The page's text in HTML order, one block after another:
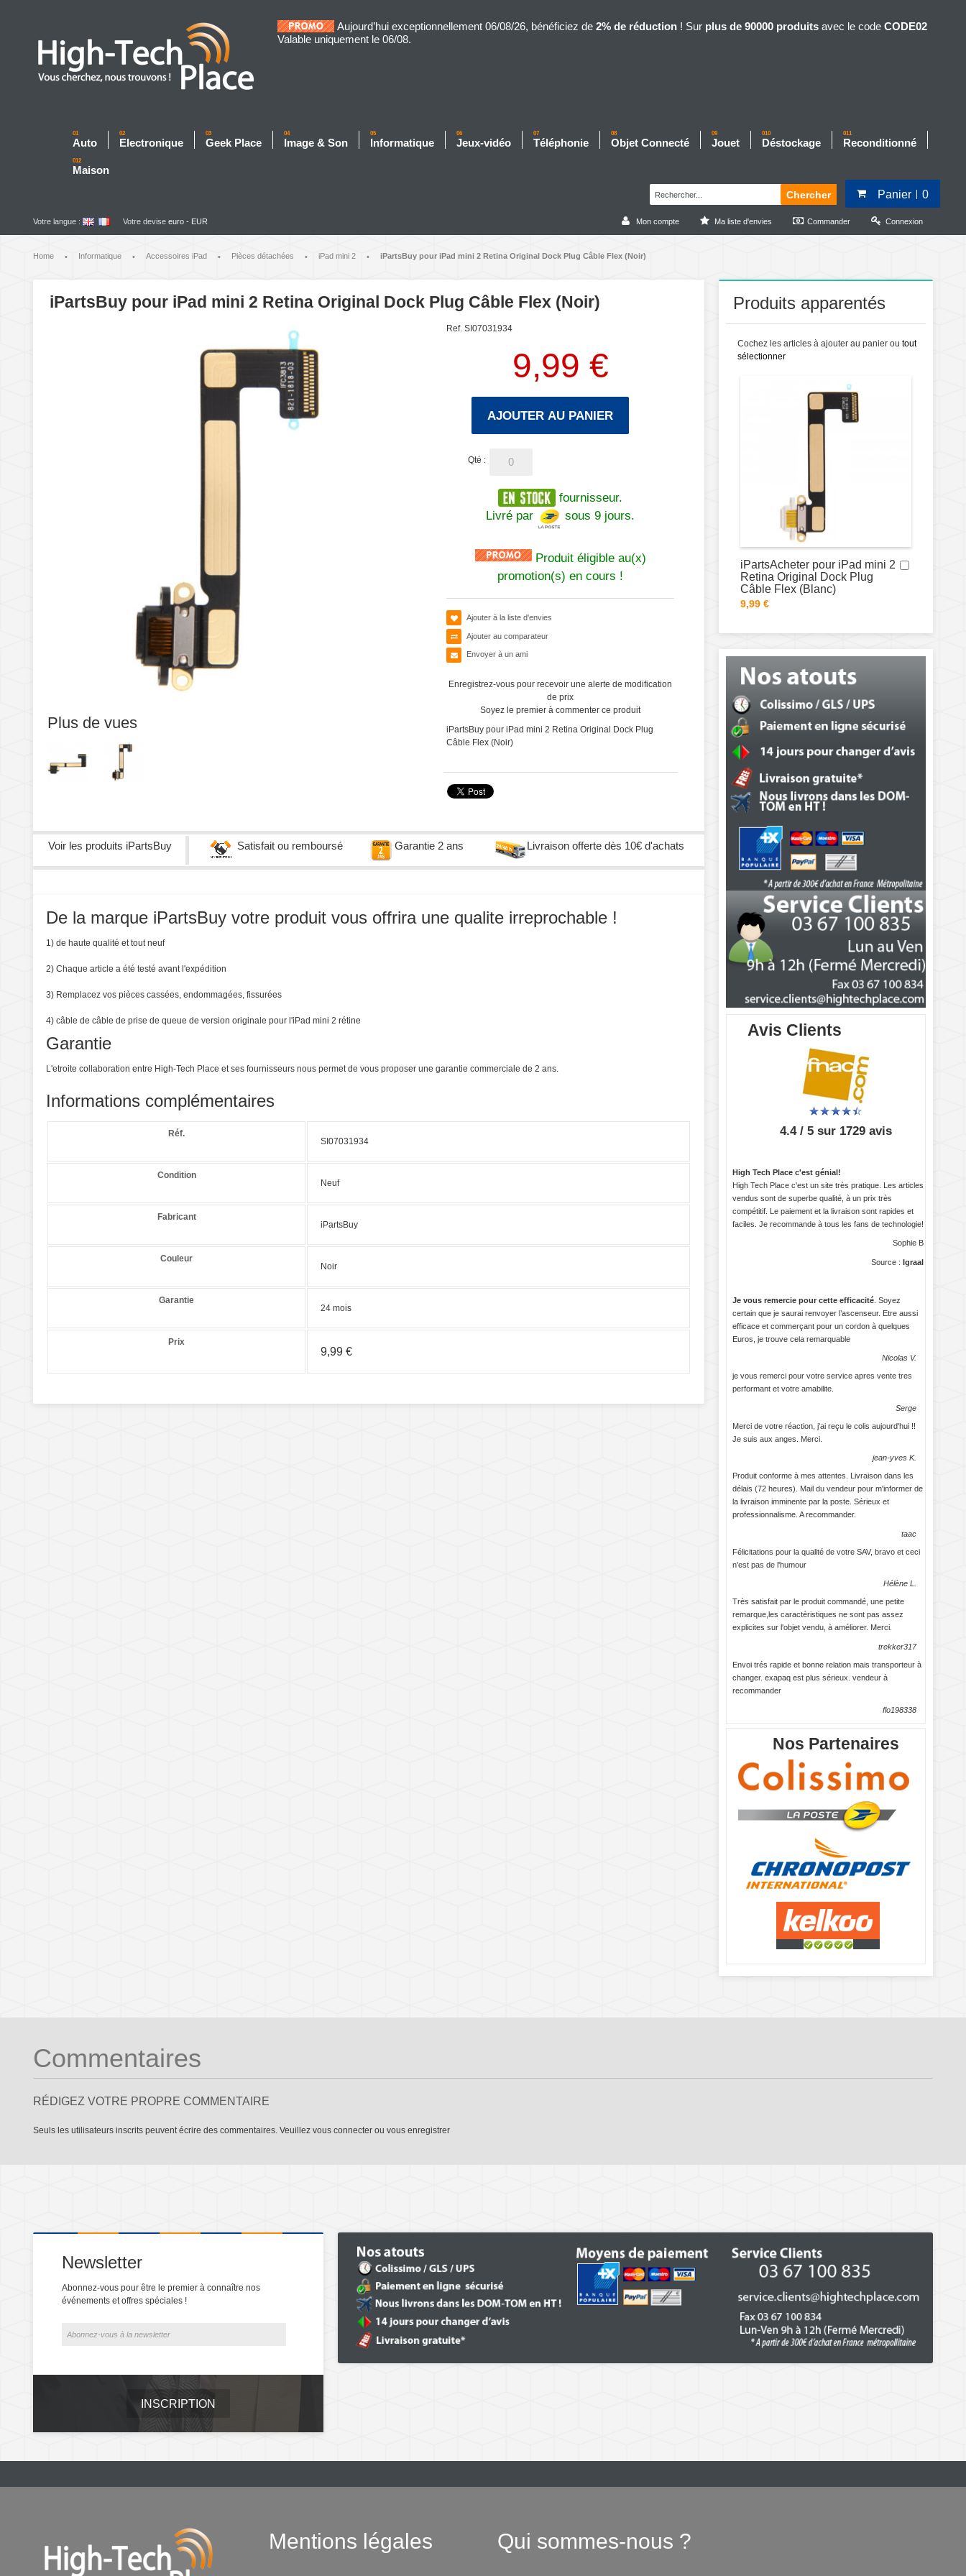
Aujourd’hui exceptionnellement 06/08/26, bénéficiez de 2% de réduction ! Sur plus de 90000 produits avec le code CODE02
Valable uniquement le 06/08.
01
Auto
02
Electronique
03
Geek Place
04
Image & Son
05
Informatique
06
Jeux-vidéo
07
Téléphonie
08
Objet Connecté
09
Jouet
010
Déstockage
011
Reconditionné
012
Maison
Panier
0
Chercher
Mon compte Ma liste d'envies Commander Connexion
Votre langue : Votre devise euro - EUR
Home • Informatique • Accessoires iPad • Pièces détachées • iPad mini 2 • iPartsBuy pour iPad mini 2 Retina Original Dock Plug Câble Flex (Noir)
iPartsBuy pour iPad mini 2 Retina Original Dock Plug Câble Flex (Noir)
Plus de vues
Ref. SI07031934
9,99 €
AJOUTER AU PANIER
Qté :
fournisseur.
Livré par
sous 9 jours.
Produit éligible au(x)
promotion(s) en cours !
Ajouter à la liste d'envies
Ajouter au comparateur
Envoyer à un ami
Enregistrez-vous pour recevoir une alerte de modification
de prix
Soyez le premier à commenter ce produit
iPartsBuy pour iPad mini 2 Retina Original Dock Plug
Câble Flex (Noir)
Voir les produits iPartsBuy Satisfait ou remboursé Garantie 2 ans Livraison offerte dès 10€ d'achats
De la marque iPartsBuy votre produit vous offrira une qualite irreprochable !
1) de haute qualité et tout neuf
2) Chaque article a été testé avant l'expédition
3) Remplacez vos pièces cassées, endommagées, fissurées
4) câble de câble de prise de queue de version originale pour l'iPad mini 2 rétine
Garantie
L'etroite collaboration entre High-Tech Place et ses fournisseurs nous permet de vous proposer une garantie commerciale de 2 ans.
Informations complémentaires
Réf.
SI07031934
Condition
Neuf
Fabricant
iPartsBuy
Couleur
Noir
Garantie
24 mois
Prix
9,99 €
Produits apparentés
Cochez les articles à ajouter au panier ou tout
sélectionner
iPartsAcheter pour iPad mini 2
Retina Original Dock Plug
Câble Flex (Blanc)
9,99 €
Avis Clients
4.4 / 5 sur 1729 avis
High Tech Place c'est génial!
High Tech Place c'est un site très pratique. Les articles
vendus sont de superbe qualité, à un prix très
compétitif. Le paiement et la livraison sont rapides et
faciles. Je recommande à tous les fans de technologie!
Sophie B
Source : Igraal
Je vous remercie pour cette efficacité . Soyez
certain que je saurai renvoyer l’ascenseur. Etre aussi
efficace et commerçant pour un cordon à quelques
Euros, je trouve cela remarquable
Nicolas V.
je vous remerci pour votre service apres vente tres
performant et votre amabilite.
Serge
Merci de votre réaction, j'ai reçu le colis aujourd'hui !!
Je suis aux anges. Merci.
jean-yves K.
Produit conforme à mes attentes. Livraison dans les
délais (72 heures). Mail du vendeur pour m'informer de
la livraison imminente par la poste. Sérieux et
professionnalisme. A recommander.
taac
Félicitations pour la qualité de votre SAV, bravo et ceci
n'est pas de l'humour
Hélène L.
Très satisfait par le produit commandé, une petite
remarque,les caractéristiques ne sont pas assez
explicites sur l'objet vendu, à améliorer. Merci.
trekker317
Envoi trés rapide et bonne relation mais transporteur à
changer. exapaq est plus sérieux. vendeur à
recommander
flo198338
Nos Partenaires
Commentaires
RÉDIGEZ VOTRE PROPRE COMMENTAIRE
Seuls les utilisateurs inscrits peuvent écrire des commentaires. Veuillez vous connecter ou vous enregistrer
Newsletter
Abonnez-vous pour être le premier à connaître nos
événements et offres spéciales !
INSCRIPTION
Mentions légales Qui sommes-nous ?